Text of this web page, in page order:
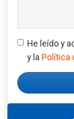
He leído y
y la Política